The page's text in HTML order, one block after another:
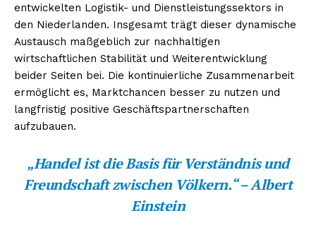
entwickelten Logistik- und Dienstleistungssektors in
den Niederlanden. Insgesamt trägt dieser dynamische
Austausch maßgeblich zur nachhaltigen
wirtschaftlichen Stabilität und Weiterentwicklung
beider Seiten bei. Die kontinuierliche Zusammenarbeit
ermöglicht es, Marktchancen besser zu nutzen und
langfristig positive Geschäftspartnerschaften
aufzubauen.
„Handel ist die Basis für Verständnis und
Freundschaft zwischen Völkern.“ – Albert
Einstein